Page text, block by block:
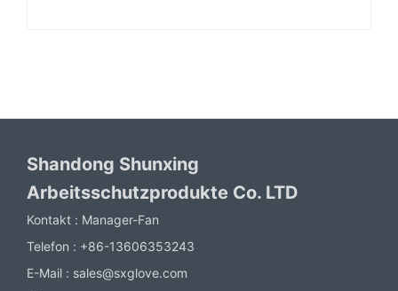
Shandong Shunxing
Arbeitsschutzprodukte Co. LTD
Kontakt : Manager-Fan
Telefon : +86-13606353243
E-Mail : sales@sxglove.com